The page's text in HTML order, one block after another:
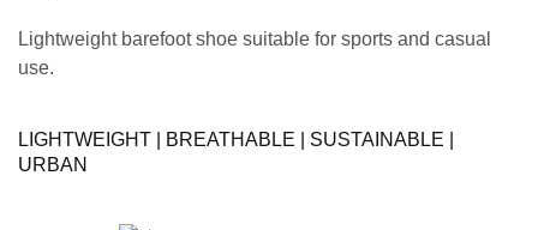
Lightweight barefoot shoe suitable for sports and casual
use.
LIGHTWEIGHT | BREATHABLE | SUSTAINABLE |
URBAN